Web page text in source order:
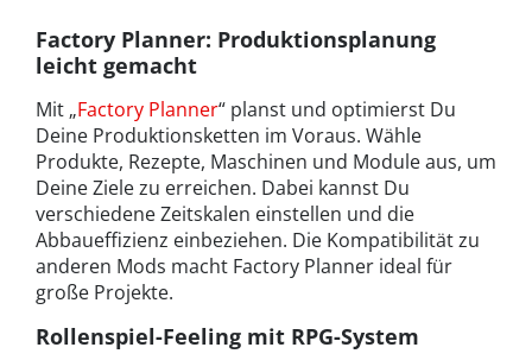
Factory Planner: Produktionsplanung
leicht gemacht
Mit „Factory Planner“ planst und optimierst Du
Deine Produktionsketten im Voraus. Wähle
Produkte, Rezepte, Maschinen und Module aus, um
Deine Ziele zu erreichen. Dabei kannst Du
verschiedene Zeitskalen einstellen und die
Abbaueffizienz einbeziehen. Die Kompatibilität zu
anderen Mods macht Factory Planner ideal für
große Projekte.
Rollenspiel-Feeling mit RPG-System